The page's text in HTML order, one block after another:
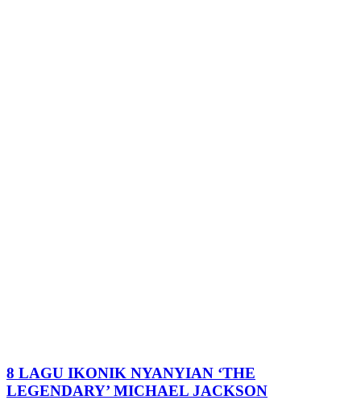
8 LAGU IKONIK NYANYIAN ‘THE
LEGENDARY’ MICHAEL JACKSON